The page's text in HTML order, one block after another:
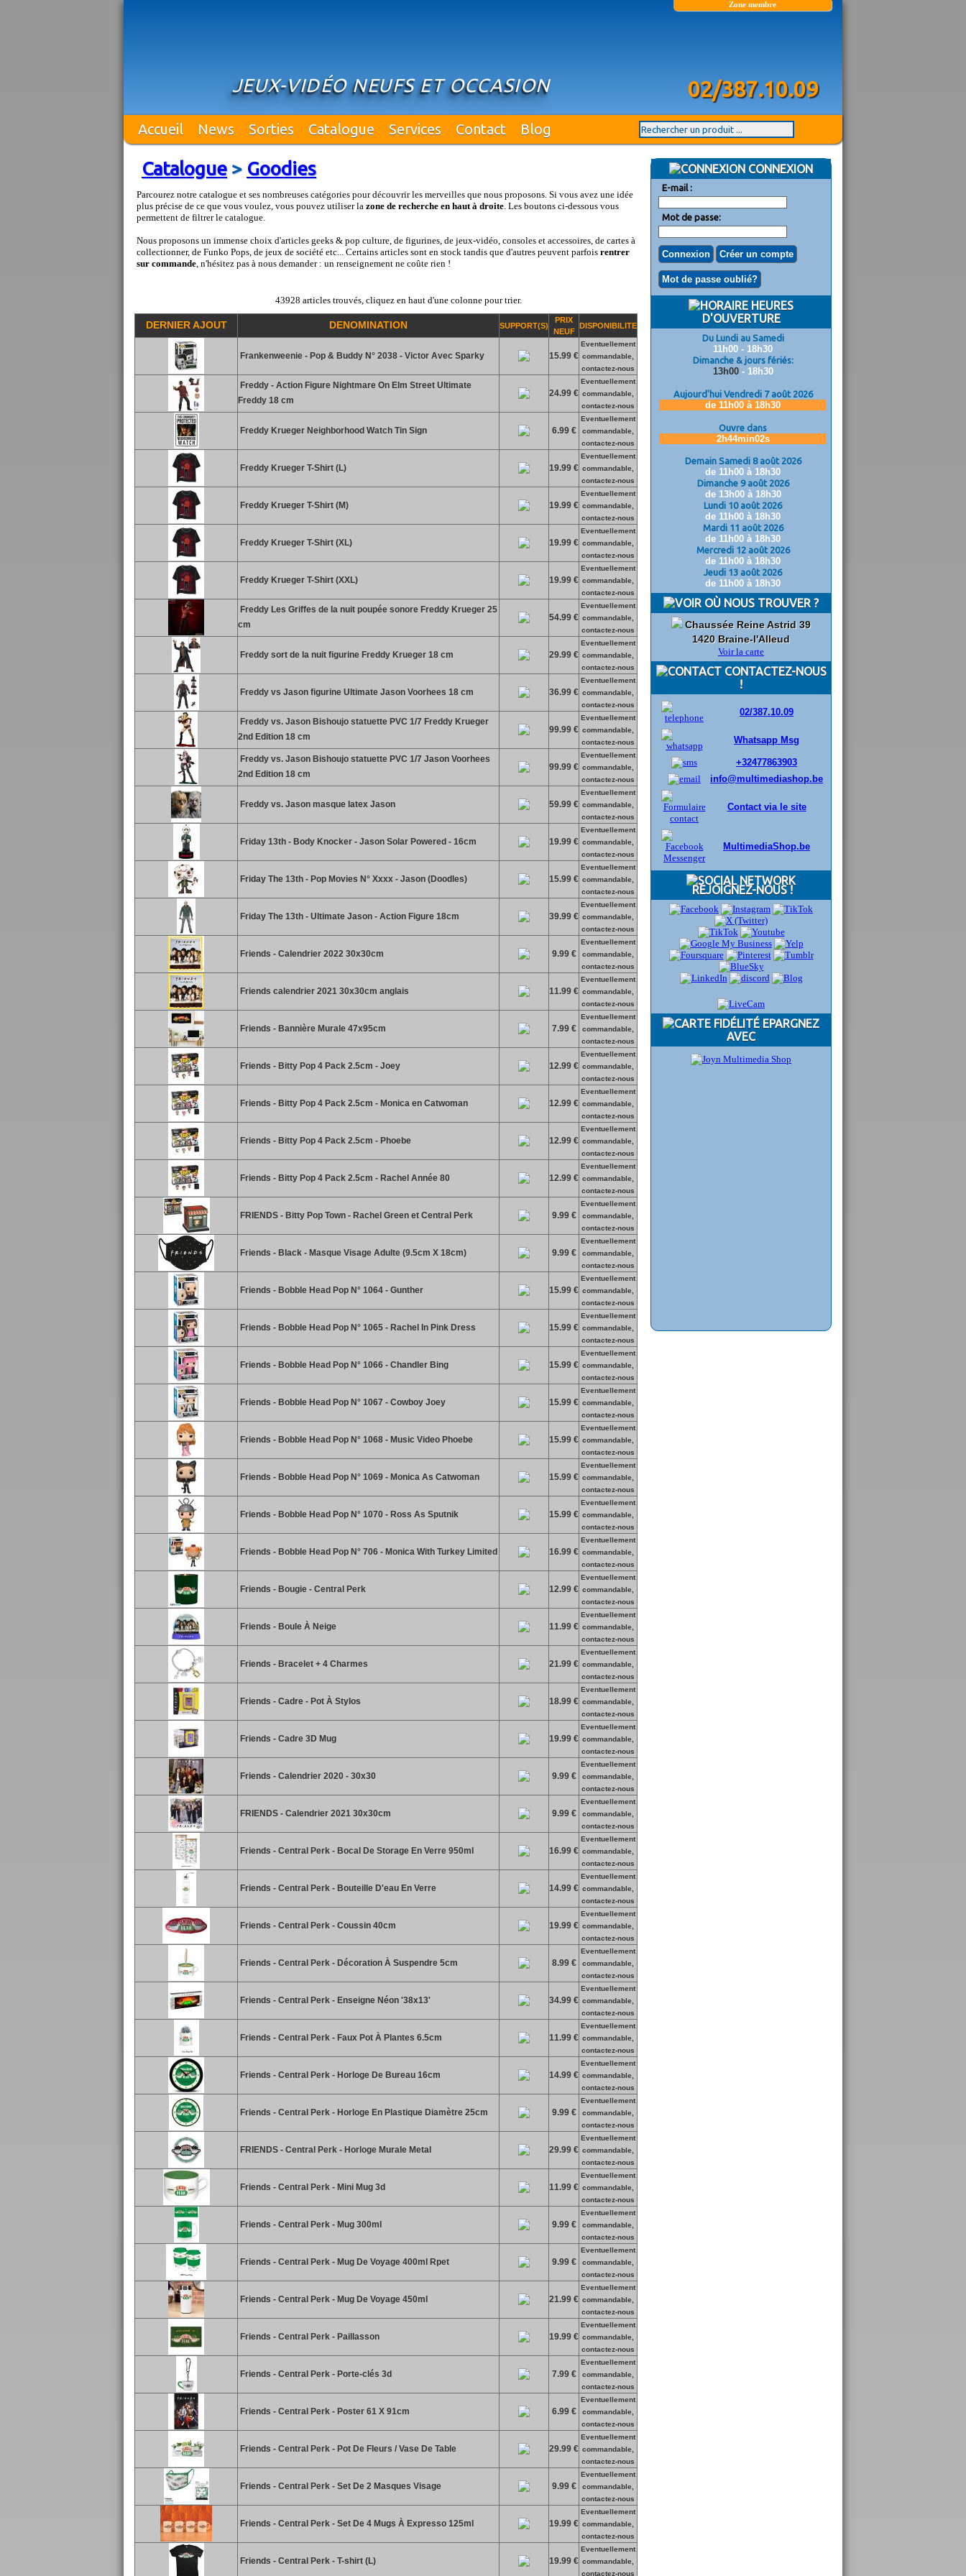
JEUX-VIDÉO NEUFS ET OCCASION
Zone membre
02/387.10.09
Accueil News Sorties Catalogue Services Contact Blog
Catalogue> Goodies
Parcourez notre catalogue et ses nombreuses catégories pour découvrir les merveilles que nous proposons. Si vous avez une idée
plus précise de ce que vous voulez, vous pouvez utiliser la zone de recherche en haut à droite. Les boutons ci-dessous vous
permettent de filtrer le catalogue.
Nous proposons un immense choix d'articles geeks & pop culture, de figurines, de jeux-vidéo, consoles et accessoires, de cartes à
collectionner, de Funko Pops, de jeux de société etc... Certains articles sont en stock tandis que d'autres peuvent parfois rentrer
sur commande, n'hésitez pas à nous demander : un renseignement ne coûte rien !
43928 articles trouvés, cliquez en haut d'une colonne pour trier.
DERNIER AJOUT DENOMINATION SUPPORT(S)
PRIX
NEUF
DISPONIBILITE
Frankenweenie - Pop & Buddy N° 2038 - Victor Avec Sparky 15.99 €
Eventuellement
commandable,
contactez-nous
Freddy - Action Figure Nightmare On Elm Street Ultimate
Freddy 18 cm
24.99 €
Eventuellement
commandable,
contactez-nous
Freddy Krueger Neighborhood Watch Tin Sign 6.99 €
Eventuellement
commandable,
contactez-nous
Freddy Krueger T-Shirt (L) 19.99 €
Eventuellement
commandable,
contactez-nous
Freddy Krueger T-Shirt (M) 19.99 €
Eventuellement
commandable,
contactez-nous
Freddy Krueger T-Shirt (XL) 19.99 €
Eventuellement
commandable,
contactez-nous
Freddy Krueger T-Shirt (XXL) 19.99 €
Eventuellement
commandable,
contactez-nous
Freddy Les Griffes de la nuit poupée sonore Freddy Krueger 25
cm
54.99 €
Eventuellement
commandable,
contactez-nous
Freddy sort de la nuit figurine Freddy Krueger 18 cm 29.99 €
Eventuellement
commandable,
contactez-nous
Freddy vs Jason figurine Ultimate Jason Voorhees 18 cm 36.99 €
Eventuellement
commandable,
contactez-nous
Freddy vs. Jason Bishoujo statuette PVC 1/7 Freddy Krueger
2nd Edition 18 cm
99.99 €
Eventuellement
commandable,
contactez-nous
Freddy vs. Jason Bishoujo statuette PVC 1/7 Jason Voorhees
2nd Edition 18 cm
99.99 €
Eventuellement
commandable,
contactez-nous
Freddy vs. Jason masque latex Jason 59.99 €
Eventuellement
commandable,
contactez-nous
Friday 13th - Body Knocker - Jason Solar Powered - 16cm 19.99 €
Eventuellement
commandable,
contactez-nous
Friday The 13th - Pop Movies N° Xxxx - Jason (Doodles) 15.99 €
Eventuellement
commandable,
contactez-nous
Friday The 13th - Ultimate Jason - Action Figure 18cm 39.99 €
Eventuellement
commandable,
contactez-nous
Friends - Calendrier 2022 30x30cm 9.99 €
Eventuellement
commandable,
contactez-nous
Friends calendrier 2021 30x30cm anglais 11.99 €
Eventuellement
commandable,
contactez-nous
Friends - Bannière Murale 47x95cm 7.99 €
Eventuellement
commandable,
contactez-nous
Friends - Bitty Pop 4 Pack 2.5cm - Joey 12.99 €
Eventuellement
commandable,
contactez-nous
Friends - Bitty Pop 4 Pack 2.5cm - Monica en Catwoman 12.99 €
Eventuellement
commandable,
contactez-nous
Friends - Bitty Pop 4 Pack 2.5cm - Phoebe 12.99 €
Eventuellement
commandable,
contactez-nous
Friends - Bitty Pop 4 Pack 2.5cm - Rachel Année 80 12.99 €
Eventuellement
commandable,
contactez-nous
FRIENDS - Bitty Pop Town - Rachel Green et Central Perk 9.99 €
Eventuellement
commandable,
contactez-nous
Friends - Black - Masque Visage Adulte (9.5cm X 18cm) 9.99 €
Eventuellement
commandable,
contactez-nous
Friends - Bobble Head Pop N° 1064 - Gunther 15.99 €
Eventuellement
commandable,
contactez-nous
Friends - Bobble Head Pop N° 1065 - Rachel In Pink Dress 15.99 €
Eventuellement
commandable,
contactez-nous
Friends - Bobble Head Pop N° 1066 - Chandler Bing 15.99 €
Eventuellement
commandable,
contactez-nous
Friends - Bobble Head Pop N° 1067 - Cowboy Joey 15.99 €
Eventuellement
commandable,
contactez-nous
Friends - Bobble Head Pop N° 1068 - Music Video Phoebe 15.99 €
Eventuellement
commandable,
contactez-nous
Friends - Bobble Head Pop N° 1069 - Monica As Catwoman 15.99 €
Eventuellement
commandable,
contactez-nous
Friends - Bobble Head Pop N° 1070 - Ross As Sputnik 15.99 €
Eventuellement
commandable,
contactez-nous
Friends - Bobble Head Pop N° 706 - Monica With Turkey Limited 16.99 €
Eventuellement
commandable,
contactez-nous
Friends - Bougie - Central Perk 12.99 €
Eventuellement
commandable,
contactez-nous
Friends - Boule À Neige 11.99 €
Eventuellement
commandable,
contactez-nous
Friends - Bracelet + 4 Charmes 21.99 €
Eventuellement
commandable,
contactez-nous
Friends - Cadre - Pot À Stylos 18.99 €
Eventuellement
commandable,
contactez-nous
Friends - Cadre 3D Mug 19.99 €
Eventuellement
commandable,
contactez-nous
Friends - Calendrier 2020 - 30x30 9.99 €
Eventuellement
commandable,
contactez-nous
FRIENDS - Calendrier 2021 30x30cm 9.99 €
Eventuellement
commandable,
contactez-nous
Friends - Central Perk - Bocal De Storage En Verre 950ml 16.99 €
Eventuellement
commandable,
contactez-nous
Friends - Central Perk - Bouteille D'eau En Verre 14.99 €
Eventuellement
commandable,
contactez-nous
Friends - Central Perk - Coussin 40cm 19.99 €
Eventuellement
commandable,
contactez-nous
Friends - Central Perk - Décoration À Suspendre 5cm 8.99 €
Eventuellement
commandable,
contactez-nous
Friends - Central Perk - Enseigne Néon '38x13' 34.99 €
Eventuellement
commandable,
contactez-nous
Friends - Central Perk - Faux Pot À Plantes 6.5cm 11.99 €
Eventuellement
commandable,
contactez-nous
Friends - Central Perk - Horloge De Bureau 16cm 14.99 €
Eventuellement
commandable,
contactez-nous
Friends - Central Perk - Horloge En Plastique Diamètre 25cm 9.99 €
Eventuellement
commandable,
contactez-nous
FRIENDS - Central Perk - Horloge Murale Metal 29.99 €
Eventuellement
commandable,
contactez-nous
Friends - Central Perk - Mini Mug 3d 11.99 €
Eventuellement
commandable,
contactez-nous
Friends - Central Perk - Mug 300ml 9.99 €
Eventuellement
commandable,
contactez-nous
Friends - Central Perk - Mug De Voyage 400ml Rpet 9.99 €
Eventuellement
commandable,
contactez-nous
Friends - Central Perk - Mug De Voyage 450ml 21.99 €
Eventuellement
commandable,
contactez-nous
Friends - Central Perk - Paillasson 19.99 €
Eventuellement
commandable,
contactez-nous
Friends - Central Perk - Porte-clés 3d 7.99 €
Eventuellement
commandable,
contactez-nous
Friends - Central Perk - Poster 61 X 91cm 6.99 €
Eventuellement
commandable,
contactez-nous
Friends - Central Perk - Pot De Fleurs / Vase De Table 29.99 €
Eventuellement
commandable,
contactez-nous
Friends - Central Perk - Set De 2 Masques Visage 9.99 €
Eventuellement
commandable,
contactez-nous
Friends - Central Perk - Set De 4 Mugs À Expresso 125ml 19.99 €
Eventuellement
commandable,
contactez-nous
Friends - Central Perk - T-shirt (L) 19.99 €
Eventuellement
commandable,
contactez-nous
CONNEXION
E-mail :
Mot de passe:
HEURES
D'OUVERTURE
Du Lundi au Samedi
11h00 - 18h30
Dimanche & jours fériés:
13h00- 18h30
Aujourd'hui Vendredi 7 août 2026
de 11h00 à 18h30
Ouvre dans
2h44min01s
Demain Samedi 8 août 2026
de 11h00 à 18h30
Dimanche 9 août 2026
de 13h00 à 18h30
Lundi 10 août 2026
de 11h00 à 18h30
Mardi 11 août 2026
de 11h00 à 18h30
Mercredi 12 août 2026
de 11h00 à 18h30
Jeudi 13 août 2026
de 11h00 à 18h30
OÙ NOUS TROUVER ?
Chaussée Reine Astrid 39
1420 Braine-l'Alleud
Voir la carte
CONTACTEZ-NOUS
!
02/387.10.09
Whatsapp Msg
+32477863903
info@multimediashop.be
Contact via le site
MultimediaShop.be
REJOIGNEZ-NOUS !
EPARGNEZ
AVEC